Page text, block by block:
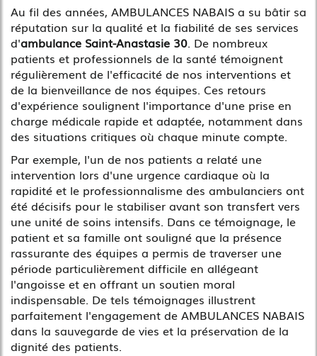
Au fil des années, AMBULANCES NABAIS a su bâtir sa
réputation sur la qualité et la fiabilité de ses services
d'ambulance Saint-Anastasie 30. De nombreux
patients et professionnels de la santé témoignent
régulièrement de l'efficacité de nos interventions et
de la bienveillance de nos équipes. Ces retours
d'expérience soulignent l'importance d'une prise en
charge médicale rapide et adaptée, notamment dans
des situations critiques où chaque minute compte.
Par exemple, l'un de nos patients a relaté une
intervention lors d'une urgence cardiaque où la
rapidité et le professionnalisme des ambulanciers ont
été décisifs pour le stabiliser avant son transfert vers
une unité de soins intensifs. Dans ce témoignage, le
patient et sa famille ont souligné que la présence
rassurante des équipes a permis de traverser une
période particulièrement difficile en allégeant
l'angoisse et en offrant un soutien moral
indispensable. De tels témoignages illustrent
parfaitement l'engagement de AMBULANCES NABAIS
dans la sauvegarde de vies et la préservation de la
dignité des patients.